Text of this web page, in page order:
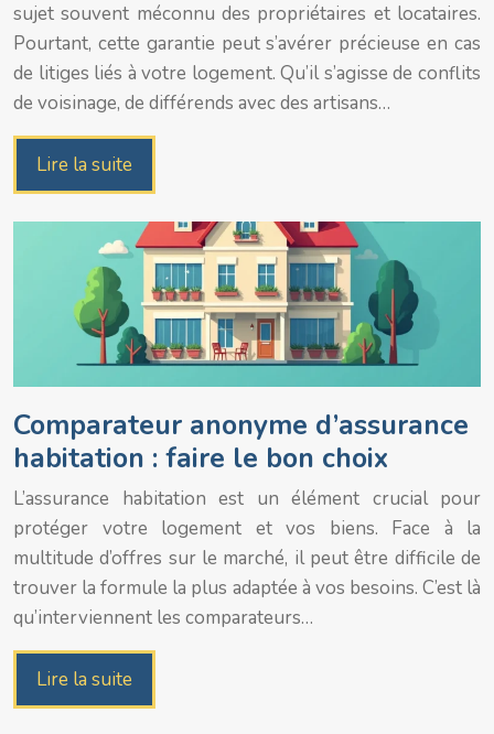
sujet souvent méconnu des propriétaires et locataires.
Pourtant, cette garantie peut s’avérer précieuse en cas
de litiges liés à votre logement. Qu’il s’agisse de conflits
de voisinage, de différends avec des artisans…
Lire la suite
Comparateur anonyme d’assurance
habitation : faire le bon choix
L’assurance habitation est un élément crucial pour
protéger votre logement et vos biens. Face à la
multitude d’offres sur le marché, il peut être difficile de
trouver la formule la plus adaptée à vos besoins. C’est là
qu’interviennent les comparateurs…
Lire la suite